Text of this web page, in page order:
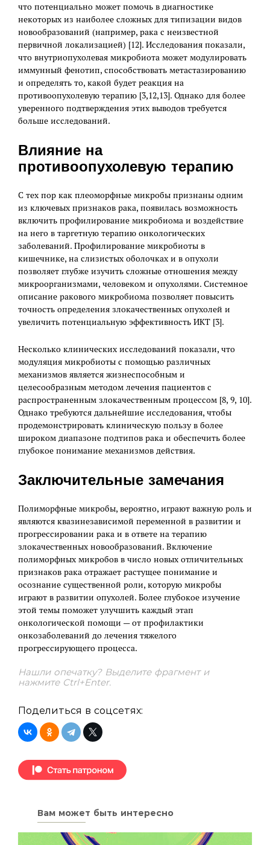
что потенциально может помочь в диагностике
некоторых из наиболее сложных для типизации видов
новообразований (например, рака с неизвестной
первичной локализацией) [12]. Исследования показали,
что внутриопухолевая микробиота может модулировать
иммунный фенотип, способствовать метастазированию
и определять то, какой будет реакция на
противоопухолевую терапию [3,12,13]. Однако для более
уверенного подтверждения этих выводов требуется
больше исследований.
Влияние на
противоопухолевую терапию
С тех пор как плеоморфные микробы признаны одним
из ключевых признаков рака, появилась возможность
включить профилирование микробиома и воздействие
на него в таргетную терапию онкологических
заболеваний. Профилирование микробиоты в
кишечнике, на слизистых оболочках и в опухоли
позволяет глубже изучить сложные отношения между
микроорганизмами, человеком и опухолями. Системное
описание ракового микробиома позволяет повысить
точность определения злокачественных опухолей и
увеличить потенциальную эффективность ИКТ [3].
Несколько клинических исследований показали, что
модуляция микробиоты с помощью различных
механизмов является жизнеспособным и
целесообразным методом лечения пациентов с
распространенным злокачественным процессом [8, 9, 10].
Однако требуются дальнейшие исследования, чтобы
продемонстрировать клиническую пользу в более
широком диапазоне подтипов рака и обеспечить более
глубокое понимание механизмов действия.
Заключительные замечания
Полиморфные микробы, вероятно, играют важную роль и
являются квазинезависимой переменной в развитии и
прогрессировании рака и в ответе на терапию
злокачественных новообразований. Включение
полиморфных микробов в число новых отличительных
признаков рака отражает растущее понимание и
осознание существенной роли, которую микробы
играют в развитии опухолей. Более глубокое изучение
этой темы поможет улучшить каждый этап
онкологической помощи — от профилактики
онкозаболеваний до лечения тяжелого
прогрессирующего процесса.
Нашли опечатку? Выделите фрагмент и
нажмите Ctrl+Enter.
Поделиться в соцсетях:
Вам может быть интересно